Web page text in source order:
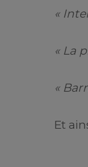
«
« La
«
Et